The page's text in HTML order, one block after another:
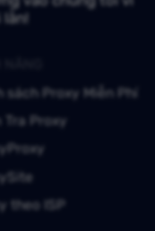
sách Proxy Miễn Phí
Tra Proxy
theo ISP